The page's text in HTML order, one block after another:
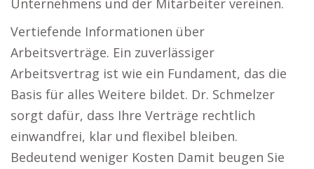
Unternehmens und der Mitarbeiter vereinen.
Vertiefende Informationen über
Arbeitsverträge. Ein zuverlässiger
Arbeitsvertrag ist wie ein Fundament, das die
Basis für alles Weitere bildet. Dr. Schmelzer
sorgt dafür, dass Ihre Verträge rechtlich
einwandfrei, klar und flexibel bleiben.
Bedeutend weniger Kosten Damit beugen Sie